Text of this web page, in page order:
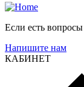
Если есть вопросы
Напишите нам
КАБИНЕТ